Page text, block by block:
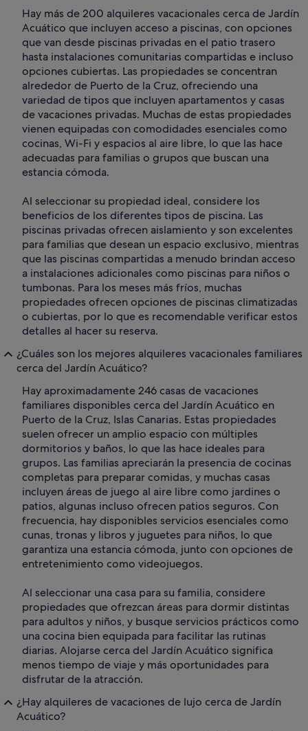
Hay más de 200 alquileres vacacionales cerca de Jardín
Acuático que incluyen acceso a piscinas, con opciones
que van desde piscinas privadas en el patio trasero
hasta instalaciones comunitarias compartidas e incluso
opciones cubiertas. Las propiedades se concentran
alrededor de Puerto de la Cruz, ofreciendo una
variedad de tipos que incluyen apartamentos y casas
de vacaciones privadas. Muchas de estas propiedades
vienen equipadas con comodidades esenciales como
cocinas, Wi-Fi y espacios al aire libre, lo que las hace
adecuadas para familias o grupos que buscan una
estancia cómoda.
Al seleccionar su propiedad ideal, considere los
beneficios de los diferentes tipos de piscina. Las
piscinas privadas ofrecen aislamiento y son excelentes
para familias que desean un espacio exclusivo, mientras
que las piscinas compartidas a menudo brindan acceso
a instalaciones adicionales como piscinas para niños o
tumbonas. Para los meses más fríos, muchas
propiedades ofrecen opciones de piscinas climatizadas
o cubiertas, por lo que es recomendable verificar estos
detalles al hacer su reserva.
¿Cuáles son los mejores alquileres vacacionales familiares
cerca del Jardín Acuático?
Hay aproximadamente 246 casas de vacaciones
familiares disponibles cerca del Jardín Acuático en
Puerto de la Cruz, Islas Canarias. Estas propiedades
suelen ofrecer un amplio espacio con múltiples
dormitorios y baños, lo que las hace ideales para
grupos. Las familias apreciarán la presencia de cocinas
completas para preparar comidas, y muchas casas
incluyen áreas de juego al aire libre como jardines o
patios, algunas incluso ofrecen patios seguros. Con
frecuencia, hay disponibles servicios esenciales como
cunas, tronas y libros y juguetes para niños, lo que
garantiza una estancia cómoda, junto con opciones de
entretenimiento como videojuegos.
Al seleccionar una casa para su familia, considere
propiedades que ofrezcan áreas para dormir distintas
para adultos y niños, y busque servicios prácticos como
una cocina bien equipada para facilitar las rutinas
diarias. Alojarse cerca del Jardín Acuático significa
menos tiempo de viaje y más oportunidades para
disfrutar de la atracción.
¿Hay alquileres de vacaciones de lujo cerca de Jardín
Acuático?